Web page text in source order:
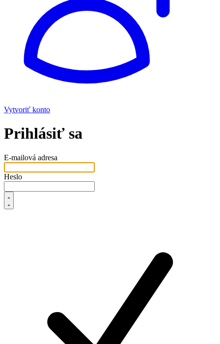
Vytvoriť konto
Prihlásiť sa
E-mailová adresa
Heslo